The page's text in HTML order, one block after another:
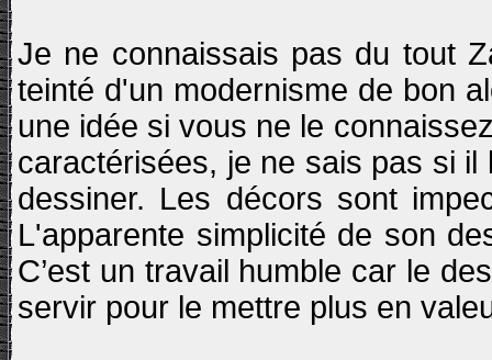
Je ne connaissais pas du tout
teinté d'un modernisme de bon
une idée si vous ne le
caractérisées, je ne sais pas si
dessiner. Les décors sont
L'apparente simplicité de son
C’est un travail humble car le
servir pour le mettre plus en